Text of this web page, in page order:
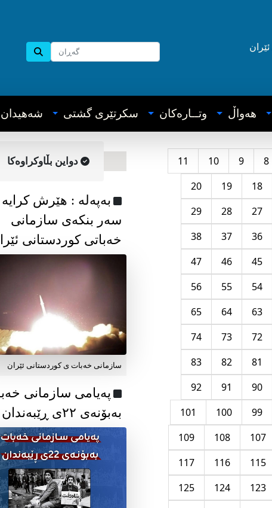
ئێران
هه‌واڵ وتــاره‌کان سکرتێری گشتی شه‌هیدان
8
9
10
11
18
19
20
27
28
29
36
37
38
45
46
47
54
55
56
63
64
65
72
73
74
81
82
83
90
91
92
99
100
101
107
108
109
115
116
117
123
124
125
دواین بڵاوکراوه‌کا
به‌په‌له‌ : هێرش کرایە
سەر بنکەی سازمانی
خەباتی کوردستانی
سازمانی خەبات ی کوردستانی ئێران
پەیامی سازمانی
بەبۆنەی ۲۲ی ڕێبەندان